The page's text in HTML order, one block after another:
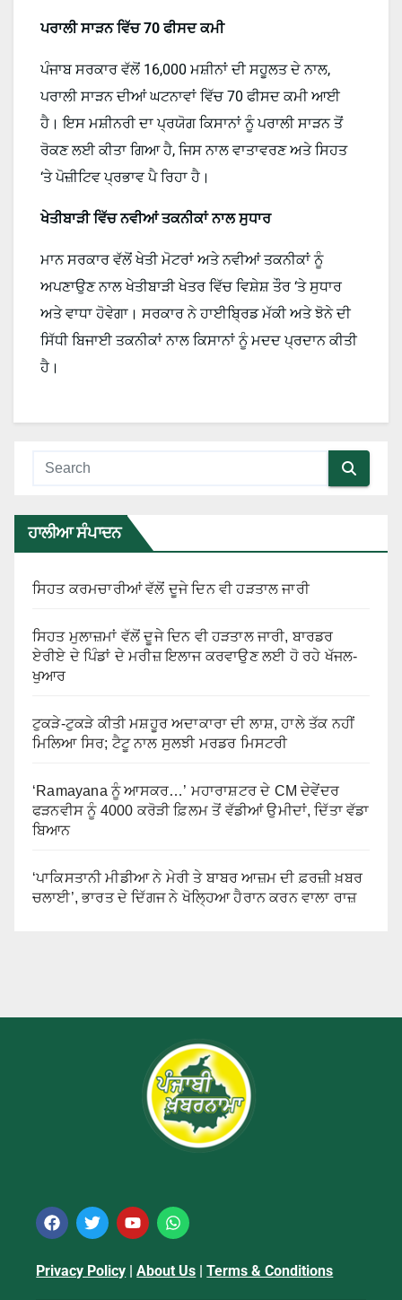
ਪਰਾਲੀ ਸਾੜਨ ਵਿੱਚ 70 ਫੀਸਦ ਕਮੀ
ਪੰਜਾਬ ਸਰਕਾਰ ਵੱਲੋਂ 16,000 ਮਸ਼ੀਨਾਂ ਦੀ ਸਹੂਲਤ ਦੇ ਨਾਲ,
ਪਰਾਲੀ ਸਾੜਨ ਦੀਆਂ ਘਟਨਾਵਾਂ ਵਿੱਚ 70 ਫੀਸਦ ਕਮੀ ਆਈ
ਹੈ। ਇਸ ਮਸ਼ੀਨਰੀ ਦਾ ਪ੍ਰਯੋਗ ਕਿਸਾਨਾਂ ਨੂੰ ਪਰਾਲੀ ਸਾੜਨ ਤੋਂ
ਰੋਕਣ ਲਈ ਕੀਤਾ ਗਿਆ ਹੈ, ਜਿਸ ਨਾਲ ਵਾਤਾਵਰਣ ਅਤੇ ਸਿਹਤ
‘ਤੇ ਪੋਜ਼ੀਟਿਵ ਪ੍ਰਭਾਵ ਪੈ ਰਿਹਾ ਹੈ।
ਖੇਤੀਬਾੜੀ ਵਿੱਚ ਨਵੀਆਂ ਤਕਨੀਕਾਂ ਨਾਲ ਸੁਧਾਰ
ਮਾਨ ਸਰਕਾਰ ਵੱਲੋਂ ਖੇਤੀ ਮੋਟਰਾਂ ਅਤੇ ਨਵੀਆਂ ਤਕਨੀਕਾਂ ਨੂੰ
ਅਪਣਾਉਣ ਨਾਲ ਖੇਤੀਬਾੜੀ ਖੇਤਰ ਵਿੱਚ ਵਿਸ਼ੇਸ਼ ਤੌਰ ‘ਤੇ ਸੁਧਾਰ
ਅਤੇ ਵਾਧਾ ਹੋਵੇਗਾ। ਸਰਕਾਰ ਨੇ ਹਾਈਬ੍ਰਿਡ ਮੱਕੀ ਅਤੇ ਝੋਨੇ ਦੀ
ਸਿੱਧੀ ਬਿਜਾਈ ਤਕਨੀਕਾਂ ਨਾਲ ਕਿਸਾਨਾਂ ਨੂੰ ਮਦਦ ਪ੍ਰਦਾਨ ਕੀਤੀ
ਹੈ।
ਹਾਲੀਆ ਸੰਪਾਦਨ
ਸਿਹਤ ਕਰਮਚਾਰੀਆਂ ਵੱਲੋਂ ਦੂਜੇ ਦਿਨ ਵੀ ਹੜਤਾਲ ਜਾਰੀ
ਸਿਹਤ ਮੁਲਾਜ਼ਮਾਂ ਵੱਲੋਂ ਦੂਜੇ ਦਿਨ ਵੀ ਹੜਤਾਲ ਜਾਰੀ, ਬਾਰਡਰ
ਏਰੀਏ ਦੇ ਪਿੰਡਾਂ ਦੇ ਮਰੀਜ਼ ਇਲਾਜ ਕਰਵਾਉਣ ਲਈ ਹੋ ਰਹੇ ਖੱਜਲ-
ਖੁਆਰ
ਟੁਕੜੇ-ਟੁਕੜੇ ਕੀਤੀ ਮਸ਼ਹੂਰ ਅਦਾਕਾਰਾ ਦੀ ਲਾਸ਼, ਹਾਲੇ ਤੱਕ ਨਹੀਂ
ਮਿਲਿਆ ਸਿਰ; ਟੈਟੂ ਨਾਲ ਸੁਲਝੀ ਮਰਡਰ ਮਿਸਟਰੀ
‘Ramayana ਨੂੰ ਆਸਕਰ…’ ਮਹਾਰਾਸ਼ਟਰ ਦੇ CM ਦੇਵੇਂਦਰ
ਫੜਨਵੀਸ ਨੂੰ 4000 ਕਰੋੜੀ ਫ਼ਿਲਮ ਤੋਂ ਵੱਡੀਆਂ ਉਮੀਦਾਂ, ਦਿੱਤਾ ਵੱਡਾ
ਬਿਆਨ
‘ਪਾਕਿਸਤਾਨੀ ਮੀਡੀਆ ਨੇ ਮੇਰੀ ਤੇ ਬਾਬਰ ਆਜ਼ਮ ਦੀ ਫ਼ਰਜ਼ੀ ਖ਼ਬਰ
ਚਲਾਈ’, ਭਾਰਤ ਦੇ ਦਿੱਗਜ ਨੇ ਖੋਲ੍ਹਿਆ ਹੈਰਾਨ ਕਰਨ ਵਾਲਾ ਰਾਜ਼
Privacy Policy |About Us |Terms & Conditions